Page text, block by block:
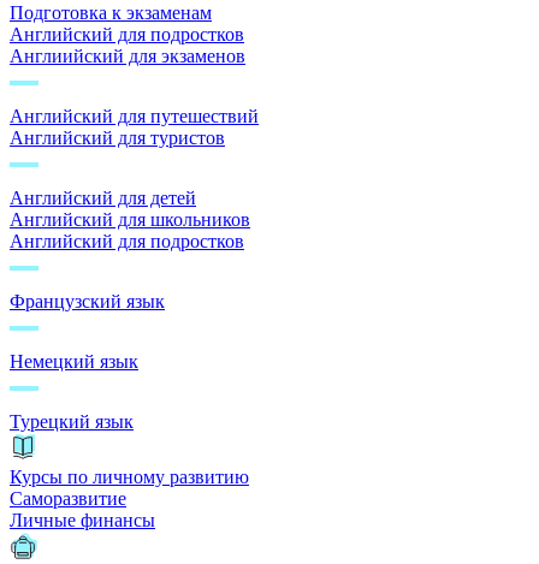
Подготовка к экзаменам
Английский для подростков
Англиийский для экзаменов
Английский для путешествий
Английский для туристов
Английский для детей
Английский для школьников
Английский для подростков
Французский язык
Немецкий язык
Турецкий язык
Курсы по личному развитию
Саморазвитие
Личные финансы